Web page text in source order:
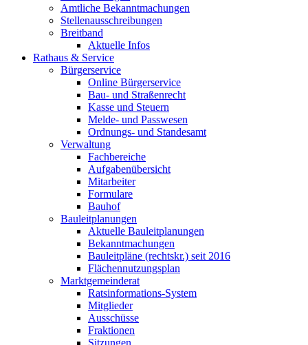
Amtliche Bekanntmachungen
Stellenausschreibungen
Breitband
Aktuelle Infos
Rathaus & Service
Bürgerservice
Online Bürgerservice
Bau- und Straßenrecht
Kasse und Steuern
Melde- und Passwesen
Ordnungs- und Standesamt
Verwaltung
Fachbereiche
Aufgabenübersicht
Mitarbeiter
Formulare
Bauhof
Bauleitplanungen
Aktuelle Bauleitplanungen
Bekanntmachungen
Bauleitpläne (rechtskr.) seit 2016
Flächennutzungsplan
Marktgemeinderat
Ratsinformations-System
Mitglieder
Ausschüsse
Fraktionen
Sitzungen